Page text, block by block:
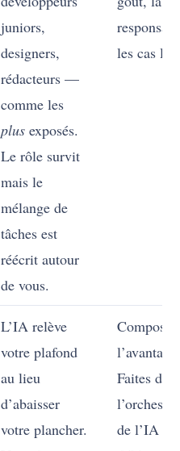
juniors,
designers,
rédacteurs —
comme les
plus exposés.
Le rôle survit
mais le
mélange de
tâches est
réécrit autour
de vous.
les cas
L’IA relève
votre plafond
au lieu
d’abaisser
votre plancher.
Composez
Faites de
de l’IA —